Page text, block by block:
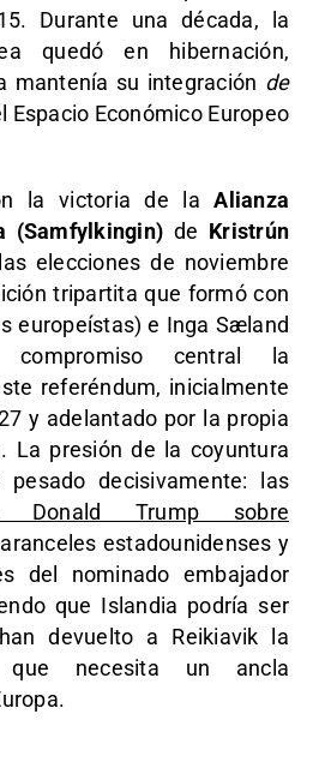
Durante una década, la
quedó en hibernación,
mantenía su integración de
Económico Europeo
la victoria de laAlianza
(Samfylkingin) de Kristrún
elecciones de noviembre
tripartita que formó con
europeístas) e Inga Sæland
compromiso central la
referéndum, inicialmente
y adelantado por la propia
La presión de la coyuntura
pesado decisivamente: las
Donald Trump sobre
estadounidenses y
del nominado embajador
que Islandia podría ser
devuelto a Reikiavik la
que necesita un ancla